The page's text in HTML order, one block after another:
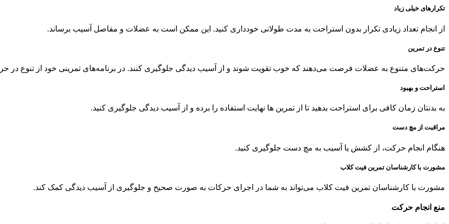
تکرارهای خیلی زیاد
از انجام تعداد زیادی تکرار بدون استراحت به مدت طولانی خودداری کنید. این ممکن است به عضلات و مفاصل آسیب برساند.
تنوع در تمرین
حرکت‌های متنوع به عضلات فرصت می‌دهند که خوب تقویت شوند و از آسیب دیدگی جلوگیری کنند. در برنامه‌های تمرینی خود از تنوع در
استراحت و بهبود
به بدنتان زمان کافی برای استراحت بدهید تا از تمرین ها نهایت استفاده را برده و از آسیب دیدگی جلوگیری کنید.
مراقبت از مچ دست
هنگام انجام حرکت، از کشش یا آسیب به مچ دست جلوگیری کنید.
مشورت با کارشناسان تمرین فیت کلاب
مشورت با کارشناسان تمرین فیت کلاب می‌تواند به شما در اجرای حرکات به صورت صحیح و جلوگیری از آسیب دیدگی کمک کند.
منع انجام حرکت